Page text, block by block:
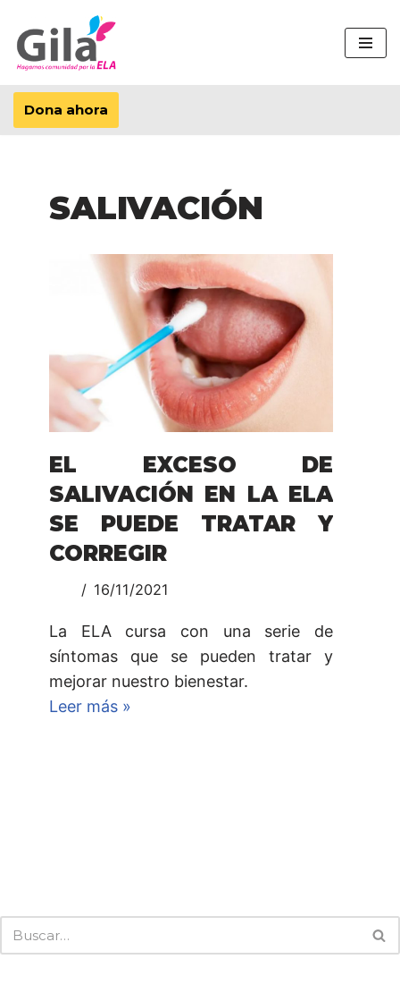
Saltar
al
contenido
Dona ahora
SALIVACIÓN
EL EXCESO DE
SALIVACIÓN EN LA ELA
SE PUEDE TRATAR Y
CORREGIR
16/11/2021
La ELA cursa con una serie de
síntomas que se pueden tratar y
mejorar nuestro bienestar.
Leer más »